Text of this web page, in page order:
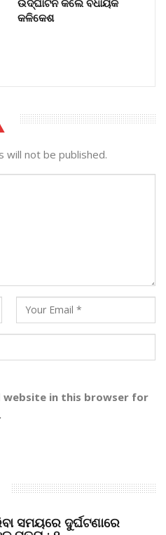
କଳିକେଶ
will not be published.
website in this browser for
ସମୟରେ ଦୁର୍ଘଟଣାରେ